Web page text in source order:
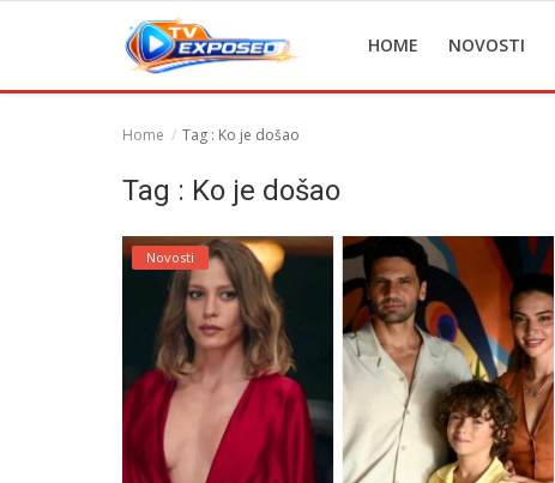
HOME NOVOSTI
Home Tag : Ko je došao
Tag : Ko je došao
Novosti